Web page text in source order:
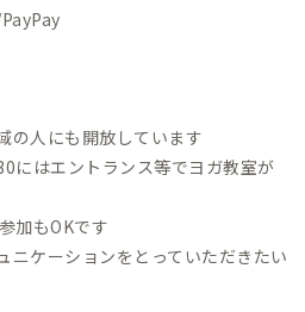
の人にも開放しています
にはエントランス等でヨガ教室が
加もOKです
ニケーションをとっていただきたい